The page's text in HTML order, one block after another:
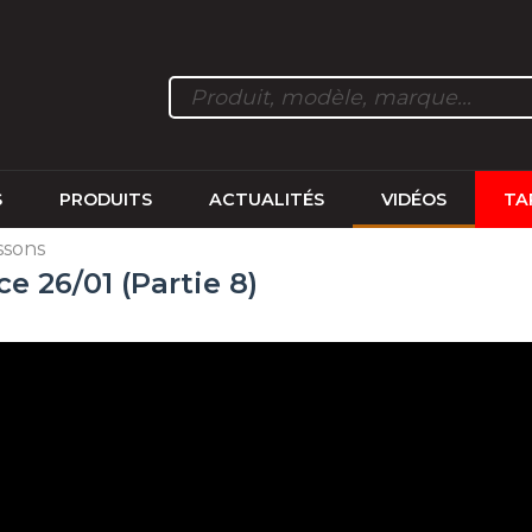
PRODUITS ACTUALITÉS VIDÉOS
26/01 (Partie 8)